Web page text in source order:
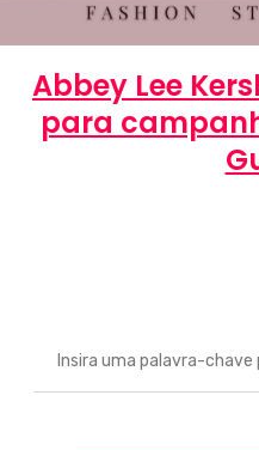
Abbey Lee
para